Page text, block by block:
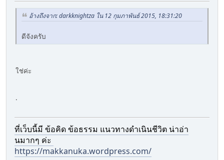
อ้างถึงจาก: darkknightza ใน 12 กุมภาพันธ์ 2015, 18:31:20
ดีจังครับ
ใช่ค่ะ
.
ที่เว็บนี้มี ข้อคิด ข้อธรรม แนวทางดำเนินชีวิต น่าอ่า
นมากๆ ค่ะ
https://makkanuka.wordpress.com/